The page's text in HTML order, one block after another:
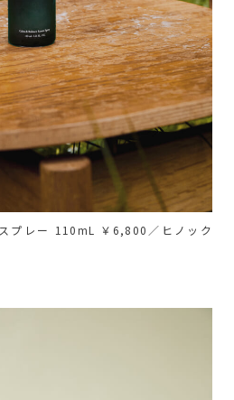
プレー 110mL ￥6,800／ヒノック